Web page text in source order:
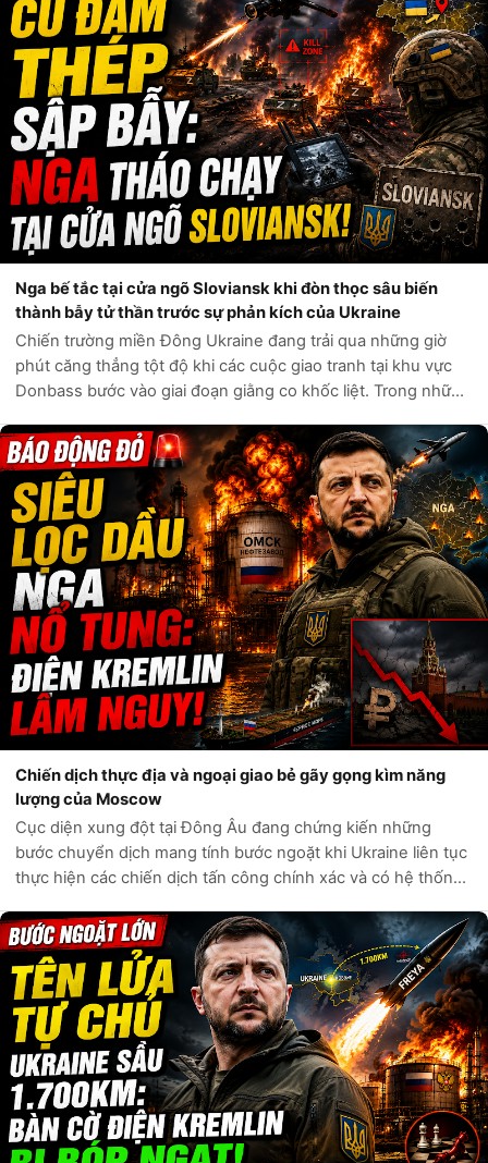
Nga bế tắc tại cửa ngõ Sloviansk khi đòn thọc sâu biến
thành bẫy tử thần trước sự phản kích của Ukraine
Chiến trường miền Đông Ukraine đang trải qua những giờ
phút căng thẳng tột độ khi các cuộc giao tranh tại khu vực
Donbass bước vào giai đoạn giằng co khốc liệt. Trong những
đổ dồn về hướng Sl...
Chiến dịch thực địa và ngoại giao bẻ gãy gọng kìm năng
lượng của Moscow
Cục diện xung đột tại Đông Âu đang chứng kiến những
bước chuyển dịch mang tính bước ngoặt khi Ukraine liên tục
thực hiện các chiến dịch tấn công chính xác và có hệ thống
Không còn bó hẹp trong c...